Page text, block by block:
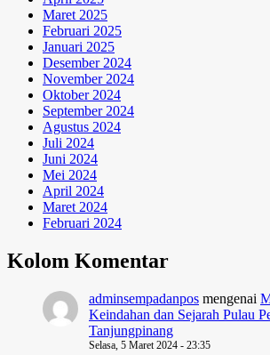
Maret 2025
Februari 2025
Januari 2025
Desember 2024
November 2024
Oktober 2024
September 2024
Agustus 2024
Juli 2024
Juni 2024
Mei 2024
April 2024
Maret 2024
Februari 2024
Kolom Komentar
adminsempadanpos mengenai
Keindahan dan Sejarah Pulau
Tanjungpinang
Selasa, 5 Maret 2024 - 23:35